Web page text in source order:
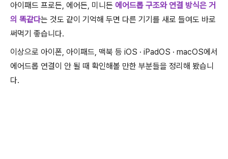
아이패드 프로든, 에어든, 미니든 에어드롭 구조와 연결 방식은 거
의 똑같다는 것도 같이 기억해 두면 다른 기기를 새로 들여도 바로
써먹기 좋습니다.
이상으로 아이폰, 아이패드, 맥북 등 iOS · iPadOS · macOS에서
에어드롭 연결이 안 될 때 확인해볼 만한 부분들을 정리해 봤습니
다.